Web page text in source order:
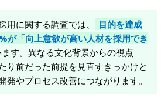
用に関する調査では、
目的を達成
が「向上意欲が高い人材を採用でき
す。異なる文化背景からの視点
り前だった前提を見直すきっかけと
発やプロセス改善につながります。